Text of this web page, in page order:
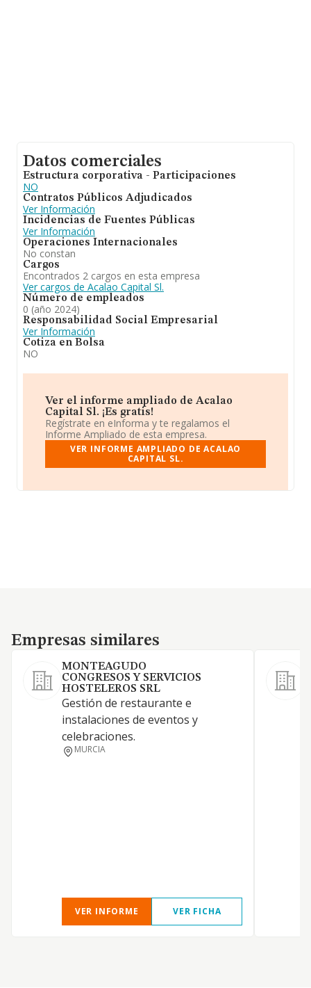
Datos comerciales
Estructura corporativa - Participaciones
NO
Contratos Públicos Adjudicados
Ver Información
Incidencias de Fuentes Públicas
Ver Información
Operaciones Internacionales
No constan
Cargos
Encontrados 2 cargos en esta empresa
Ver cargos de Acalao Capital Sl.
Número de empleados
0 (año 2024)
Responsabilidad Social Empresarial
Ver Información
Cotiza en Bolsa
NO
Ver el informe ampliado de Acalao
Capital Sl. ¡Es gratis!
Regístrate en eInforma y te regalamos el
Informe Ampliado de esta empresa.
VER INFORME AMPLIADO DE ACALAO
CAPITAL SL.
Empresas similares
Empresas similares
MONTEAGUDO
CONGRESOS Y SERVICIOS
HOSTELEROS SRL
Gestión de restaurante e
instalaciones de eventos y
celebraciones.
MURCIA
VER INFORME VER FICHA